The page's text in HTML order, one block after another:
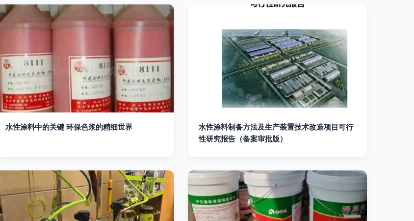
水性涂料中的关键 环保色浆的精细世界
水性涂料制备方法及生产装置技术改造项目可行
性研究报告（备案审批版）